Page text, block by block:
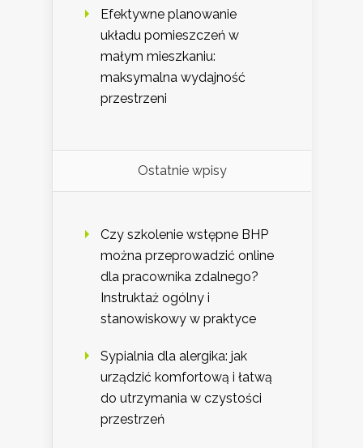
Efektywne planowanie
układu pomieszczeń w
małym mieszkaniu:
maksymalna wydajność
przestrzeni
Ostatnie wpisy
Czy szkolenie wstępne BHP
można przeprowadzić online
dla pracownika zdalnego?
Instruktaż ogólny i
stanowiskowy w praktyce
Sypialnia dla alergika: jak
urządzić komfortową i łatwą
do utrzymania w czystości
przestrzeń